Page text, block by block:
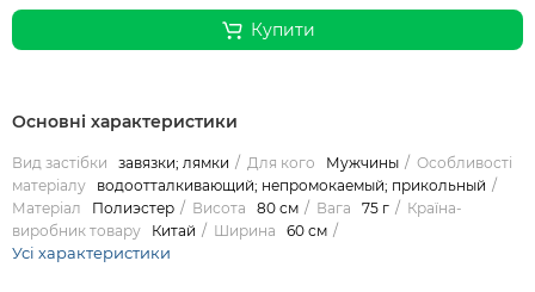
Купити
Основні характеристики
Вид застібки завязки; лямки Для кого Мужчины
Особливості
матеріалу
водоотталкивающий; непромокаемый; прикольный
Матеріал
Полиэстер Висота 80 см Вага 75 г
Країна-
виробник товару
Китай Ширина 60 см
Усі характеристики